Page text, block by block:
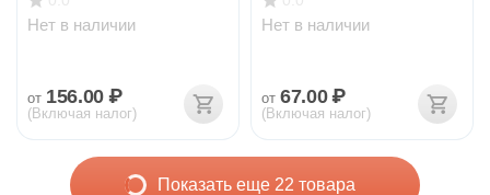
Нет в наличии
от 156.00 ₽
(Включая налог)
Нет в наличии
от 67.00 ₽
(Включая налог)
Показать еще 22 товара